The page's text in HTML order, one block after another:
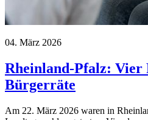
04. März 2026
Rheinland-Pfalz: Vier
Bürgerräte
Am 22. März 2026 waren in